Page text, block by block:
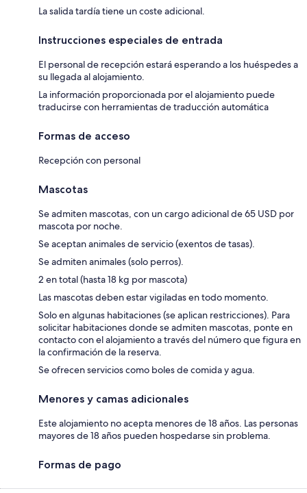
La salida tardía tiene un coste adicional.
Instrucciones especiales de entrada
El personal de recepción estará esperando a los huéspedes a
su llegada al alojamiento.
La información proporcionada por el alojamiento puede
traducirse con herramientas de traducción automática
Formas de acceso
Recepción con personal
Mascotas
Se admiten mascotas, con un cargo adicional de 65 USD por
mascota por noche.
Se aceptan animales de servicio (exentos de tasas).
Se admiten animales (solo perros).
2 en total (hasta 18 kg por mascota)
Las mascotas deben estar vigiladas en todo momento.
Solo en algunas habitaciones (se aplican restricciones). Para
solicitar habitaciones donde se admiten mascotas, ponte en
contacto con el alojamiento a través del número que figura en
la confirmación de la reserva.
Se ofrecen servicios como boles de comida y agua.
Menores y camas adicionales
Este alojamiento no acepta menores de 18 años. Las personas
mayores de 18 años pueden hospedarse sin problema.
Formas de pago